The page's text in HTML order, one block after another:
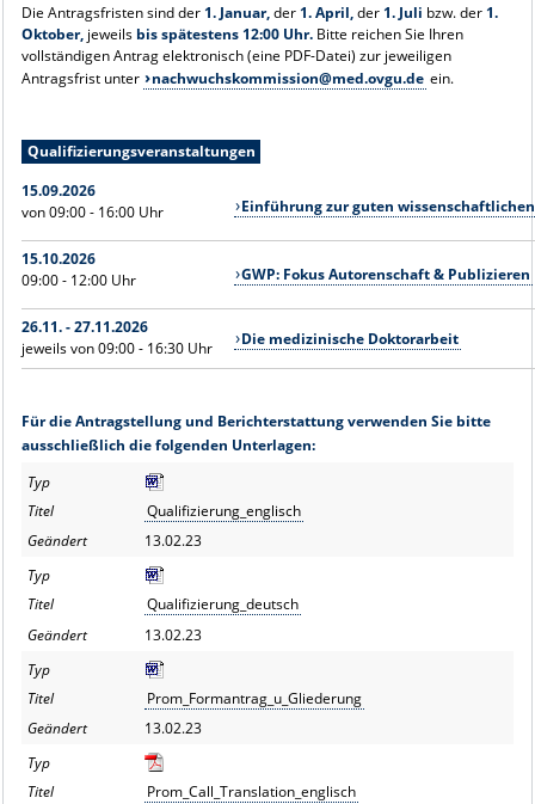
Die Antragsfristen sind der1. Januar,der1. April,der1. Juli bzw. der1.
Oktober,jeweilsbis spätestens 12:00 Uhr. Bitte reichen Sie Ihren
vollständigen Antrag elektronisch (eine PDF-Datei) zur jeweiligen
Antragsfrist unter
nachwuchskommission@med.ovgu.de ein.
Qualifizierungsveranstaltungen
15.09.2026
von 09:00 - 16:00 Uhr
Einführung zur guten
15.10.2026
09:00 - 12:00 Uhr
GWP: Fokus Autorenschaft & Publizieren
26.11. - 27.11.2026
jeweils von 09:00 - 16:30 Uhr
Die medizinische Doktorarbeit
Für die Antragstellung und Berichterstattung verwenden Sie bitte
ausschließlich die folgenden Unterlagen:
Qualifizierung_englisch
13.02.23
Qualifizierung_deutsch
13.02.23
Prom_Formantrag_u_Gliederung
13.02.23
Prom_Call_Translation_englisch